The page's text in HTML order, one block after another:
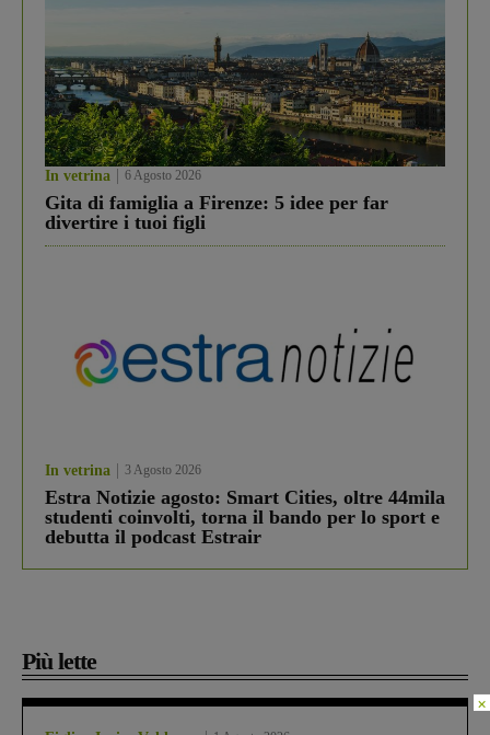
In vetrina 6 Agosto 2026
Gita di famiglia a Firenze: 5 idee per far
divertire i tuoi figli
In vetrina 3 Agosto 2026
Estra Notizie agosto: Smart Cities, oltre 44mila
studenti coinvolti, torna il bando per lo sport e
debutta il podcast Estrair
Più lette
×